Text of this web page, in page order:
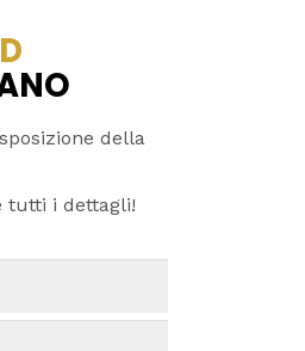
della
tutti i dettagli!